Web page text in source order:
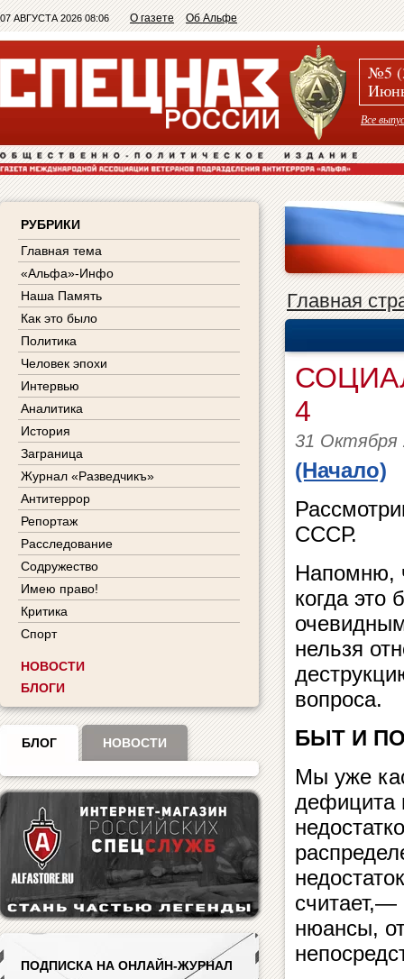
07 АВГУСТА 2026 08:06 О газете Об Альфе
№5
Все
РУБРИКИ
Главная тема
«Альфа»-Инфо
Наша Память
Как это было
Политика
Человек эпохи
Интервью
Аналитика
История
Заграница
Журнал «Разведчикъ»
Антитеррор
Репортаж
Расследование
Содружество
Имею право!
Критика
Спорт
НОВОСТИ
БЛОГИ
БЛОГ НОВОСТИ
ПОДПИСКА НА ОНЛАЙН-ЖУРНАЛ
Главная
4
31 Октября
(Начало)
СССР.
Напомню,
когда это
нельзя
вопроса.
БЫТ И
Мы уже
дефицита
считает,—
нюансы,